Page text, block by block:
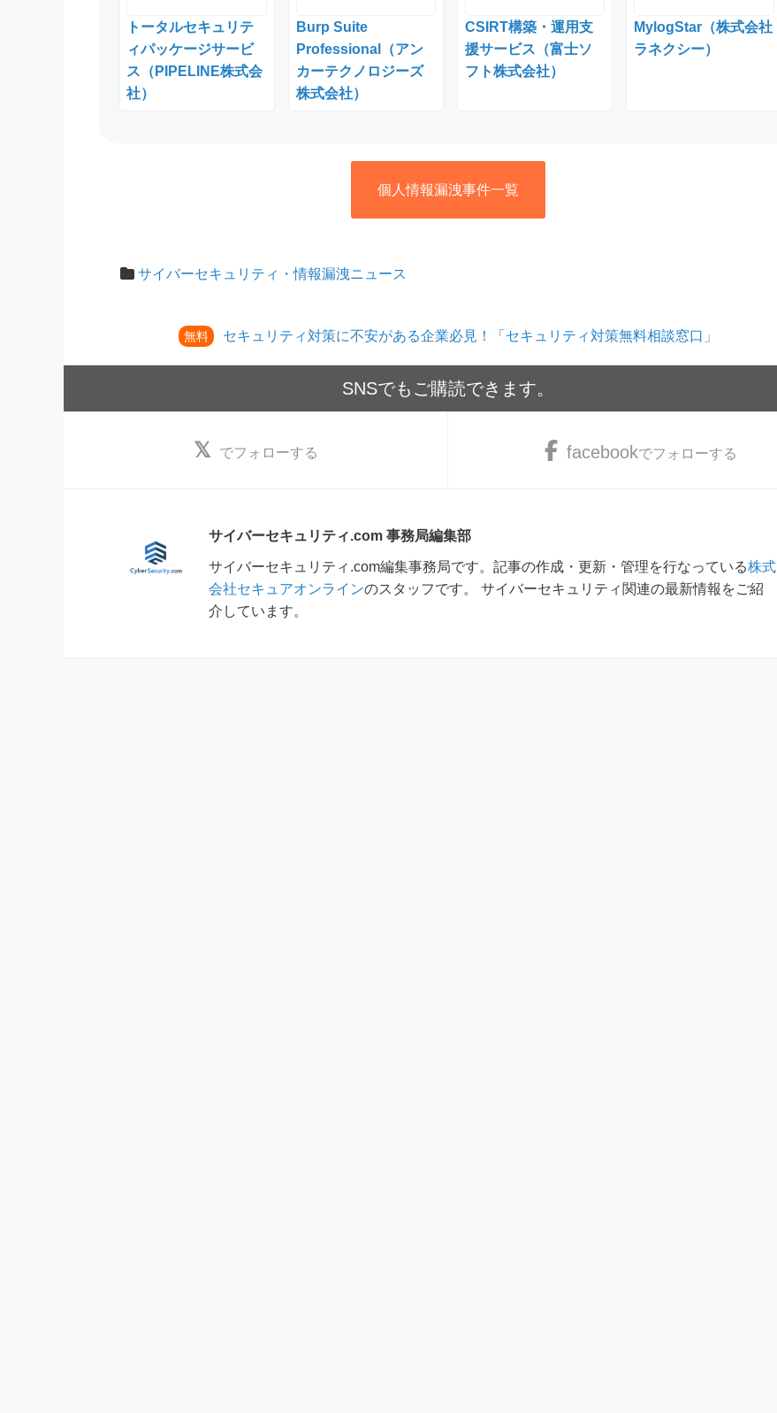
トータルセキュリテ
ィパッケージサービ
ス（PIPELINE株式会
社）
Burp Suite
Professional（アン
カーテクノロジーズ
株式会社）
CSIRT構築・運用支
援サービス（富士ソ
フト株式会社）
MylogStar（株式会社
ラネクシー）
個人情報漏洩事件一覧
サイバーセキュリティ・情報漏洩ニュース
無料 セキュリティ対策に不安がある企業必見！「セキュリティ対策無料相談窓口」
SNSでもご購読できます。
でフォローする facebookでフォローする
サイバーセキュリティ.com 事務局編集部
サイバーセキュリティ.com編集事務局です。記事の作成・更新・管理を行なっている株式
会社セキュアオンラインのスタッフです。 サイバーセキュリティ関連の最新情報をご紹
介しています。